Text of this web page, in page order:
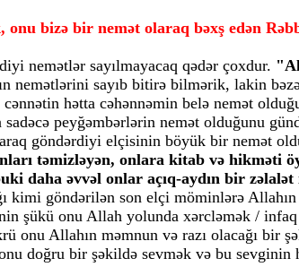
onu bizə bir nemət olaraq bəxş edən
nemətlər sayılmayacaq qədər çoxdur.
nemətlərini sayıb bitirə bilmərik, lakin
hətta cəhənnəmin belə nemət
sadəcə peyğəmbərlərin nemət olduğunu
göndərdiyi elçisinin böyük bir nemət
təmizləyən, onlara kitab və hikməti
daha əvvəl onlar açıq-aydın bir
kimi göndərilən son elçi möminlərə
şükü onu Allah yolunda xərcləmək /
onu Allahın məmnun və razı olacağı
doğru bir şəkildə sevmək və bu sevginin